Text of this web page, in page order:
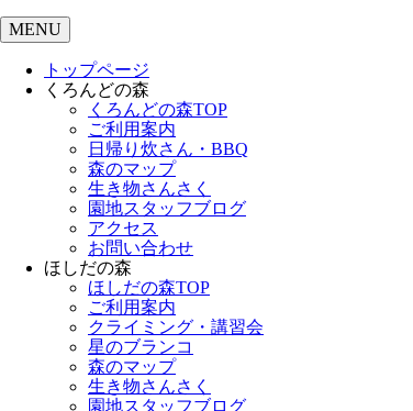
MENU
トップページ
くろんどの森
くろんどの森TOP
ご利用案内
日帰り炊さん・BBQ
森のマップ
生き物さんさく
園地スタッフブログ
アクセス
お問い合わせ
ほしだの森
ほしだの森TOP
ご利用案内
クライミング・講習会
星のブランコ
森のマップ
生き物さんさく
園地スタッフブログ